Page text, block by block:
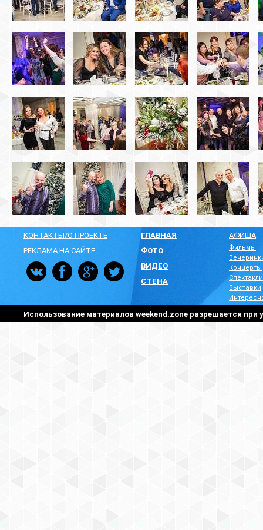
КОНТАКТЫ/О ПРОЕКТЕ
РЕКЛАМА НА САЙТЕ
ГЛАВНАЯ
ФОТО
ВИДЕО
СТЕНА
АФИША
Фильмы
Концерты
Спектакли
Выставки
Использование материалов weekend.zone разрешается